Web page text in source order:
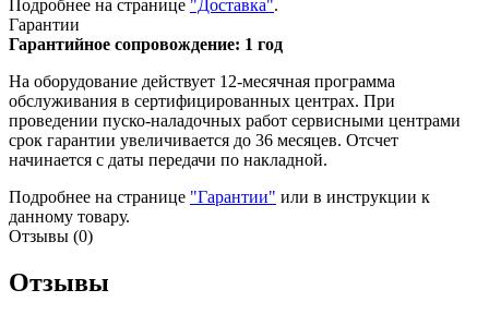
Подробнее на странице "Доставка".
Гарантии
Гарантийное сопровождение: 1 год
На оборудование действует 12-месячная программа
обслуживания в сертифицированных центрах. При
проведении пуско-наладочных работ сервисными центрами
срок гарантии увеличивается до 36 месяцев. Отсчет
начинается с даты передачи по накладной.
Подробнее на странице "Гарантии" или в инструкции к
данному товару.
Отзывы (0)
Отзывы